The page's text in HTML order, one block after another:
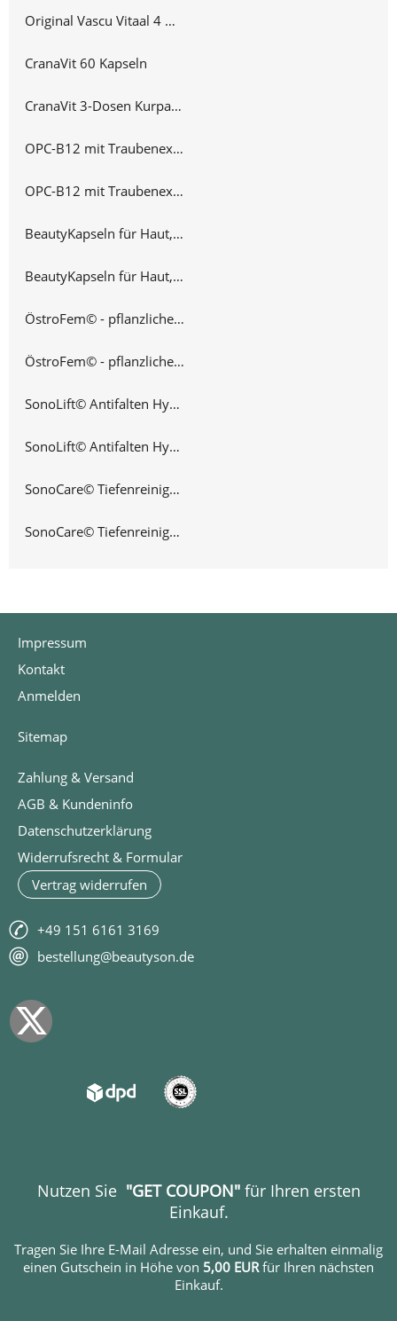
Original Vascu Vitaal 4 Dosen Vorteilspack, 1200 Kapseln
CranaVit 60 Kapseln
CranaVit 3-Dosen Kurpackung 180 Kapseln
OPC-B12 mit Traubenextrakt 100 Kapseln
OPC-B12 mit Traubenextrakt 3 x 100 Kapseln
BeautyKapseln für Haut, Haar und Nägel 90 Kapseln
BeautyKapseln für Haut, Haar und Nägel 3 x 90 Kapseln
ÖstroFem© - pflanzlicher Hormonersatz 90 Kapseln
ÖstroFem© - pflanzlicher Hormonersatz 3 x 90 Kapseln
SonoLift© Antifalten Hyaluron-Gel 50 ml
SonoLift© Antifalten Hyaluron-Gel 3 x 50 ml
SonoCare© Tiefenreinigungs-Gel 100 ml
SonoCare© Tiefenreinigungs-Gel 3 x 100 ml
Impressum
Kontakt
Anmelden
Sitemap
Zahlung & Versand
AGB & Kundeninfo
Datenschutzerklärung
Widerrufsrecht & Formular
Vertrag widerrufen
+49 151 6161 3169
bestellung@beautyson.de
Nutzen Sie "GET COUPON" für Ihren ersten
Einkauf.
Tragen Sie Ihre E-Mail Adresse ein, und Sie erhalten einmalig
einen Gutschein in Höhe von 5,00 EURfür Ihren nächsten
Einkauf.